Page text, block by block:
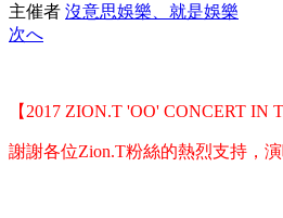
主催者 沒意思娛樂、就是娛樂
次へ
【2017 ZION.T 'OO' CONCERT IN
謝謝各位Zion.T粉絲的熱烈支持，